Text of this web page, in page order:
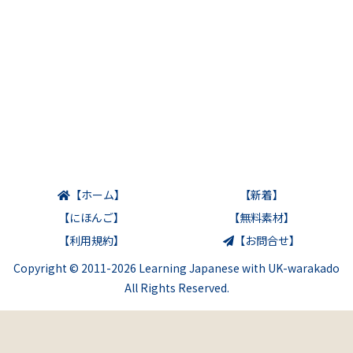
【ホーム】
【新着】
【にほんご】
【無料素材】
【利用規約】
【お問合せ】
Copyright © 2011-2026 Learning Japanese with UK-warakado
All Rights Reserved.